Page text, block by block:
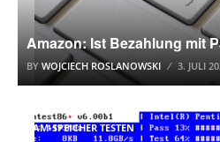
Amazon: Ist Bezahlung mit
BY WOJCIECH ROSLANOWSKI 3. JULI
RAM-SPEICHER TESTEN